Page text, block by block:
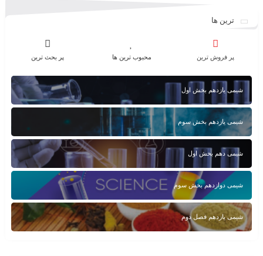
ترین ها
پر فروش ترین محبوب ترین ها پر بحث ترین
شیمی یازدهم بخش اول
شیمی یازدهم بخش سوم
شیمی دهم بخش اول
شیمی دوازدهم بخش سوم
شیمی یازدهم فصل دوم